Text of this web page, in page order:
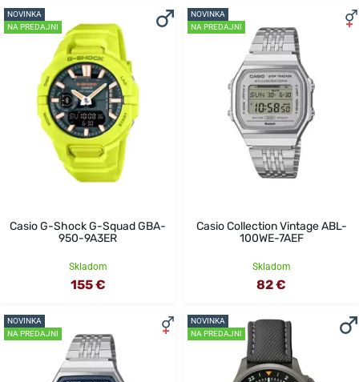
NOVINKA
NA PREDAJNI
Casio G-Shock G-Squad GBA-
950-9A3ER
Skladom
155 €
NOVINKA
NA PREDAJNI
Casio Collection Vintage ABL-
100WE-7AEF
Skladom
82 €
NOVINKA
NA PREDAJNI
NOVINKA
NA PREDAJNI